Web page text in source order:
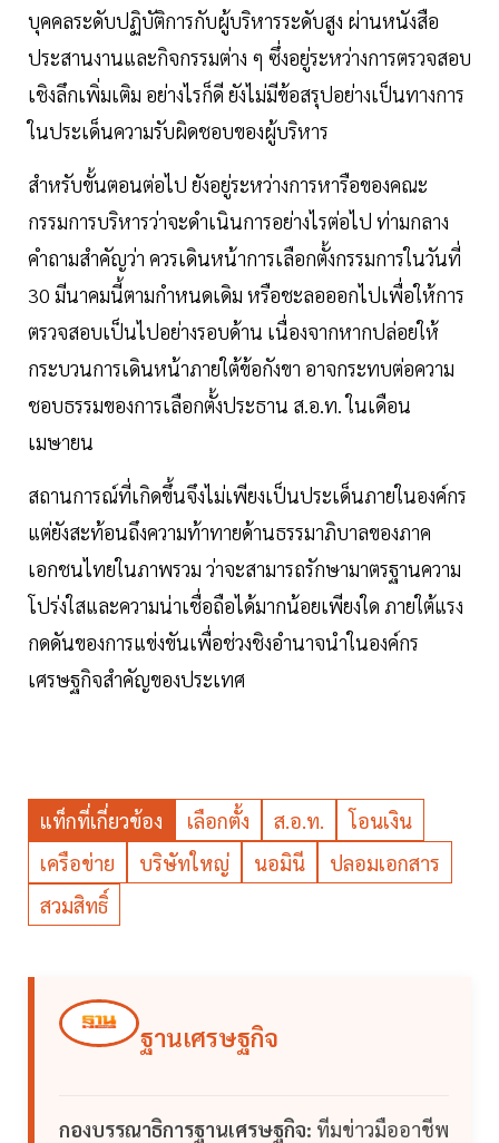
บุคคลระดับปฏิบัติการกับผู้บริหารระดับสูง ผ่านหนังสือ
ประสานงานและกิจกรรมต่าง ๆ ซึ่งอยู่ระหว่างการตรวจสอบ
เชิงลึกเพิ่มเติม อย่างไรก็ดี ยังไม่มีข้อสรุปอย่างเป็นทางการ
ในประเด็นความรับผิดชอบของผู้บริหาร
สำหรับขั้นตอนต่อไป ยังอยู่ระหว่างการหารือของคณะ
กรรมการบริหารว่าจะดำเนินการอย่างไรต่อไป ท่ามกลาง
คำถามสำคัญว่า ควรเดินหน้าการเลือกตั้งกรรมการในวันที่
30 มีนาคมนี้ตามกำหนดเดิม หรือชะลอออกไปเพื่อให้การ
ตรวจสอบเป็นไปอย่างรอบด้าน เนื่องจากหากปล่อยให้
กระบวนการเดินหน้าภายใต้ข้อกังขา อาจกระทบต่อความ
ชอบธรรมของการเลือกตั้งประธาน ส.อ.ท. ในเดือน
เมษายน
สถานการณ์ที่เกิดขึ้นจึงไม่เพียงเป็นประเด็นภายในองค์กร
แต่ยังสะท้อนถึงความท้าทายด้านธรรมาภิบาลของภาค
เอกชนไทยในภาพรวม ว่าจะสามารถรักษามาตรฐานความ
โปร่งใสและความน่าเชื่อถือได้มากน้อยเพียงใด ภายใต้แรง
กดดันของการแข่งขันเพื่อช่วงชิงอำนาจนำในองค์กร
เศรษฐกิจสำคัญของประเทศ
แท็กที่เกี่ยวข้อง เลือกตั้ง ส.อ.ท.
โอนเงิน
เครือข่าย
บริษัทใหญ่ นอมินี
ปลอมเอกสาร
สวมสิทธิ์
ฐานเศรษฐกิจ
กองบรรณาธิการฐานเศรษฐกิจ: ทีมข่าวมืออาชีพ